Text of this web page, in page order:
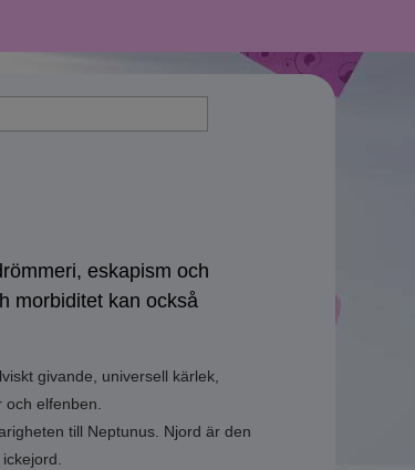
eskapism och
morbiditet kan också
givande, universell kärlek,
och elfenben.
till Neptunus. Njord är den
ickejord.